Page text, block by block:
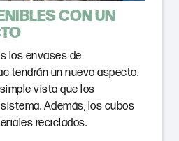
CON UN
los envases de
tendrán un nuevo aspecto.
vista que los
Además, los cubos
reciclados.